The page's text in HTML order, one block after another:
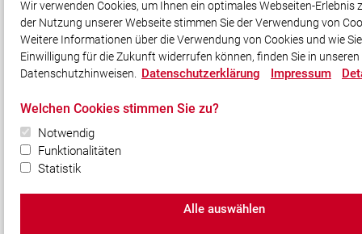
Wir verwenden Cookies, um Ihnen ein optimales Webseiten-Erlebnis
der Nutzung unserer Webseite stimmen Sie der Verwendung von
Weitere Informationen über die Verwendung von Cookies und wie
Einwilligung für die Zukunft widerrufen können, finden Sie in unseren
Datenschutzhinweisen. Datenschutzerklärung Impressum
Welchen Cookies stimmen Sie zu?
Notwendig
Funktionalitäten
Statistik
Alle auswählen